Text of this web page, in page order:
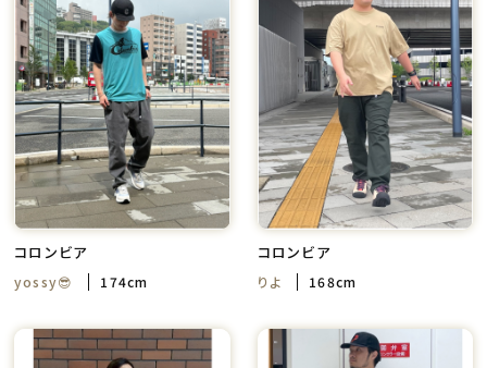
コロンビア
yossy😎 174cm
コロンビア
りよ 168cm